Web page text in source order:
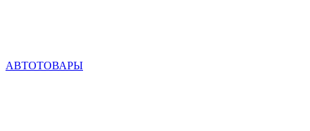
АВТОТОВАРЫ